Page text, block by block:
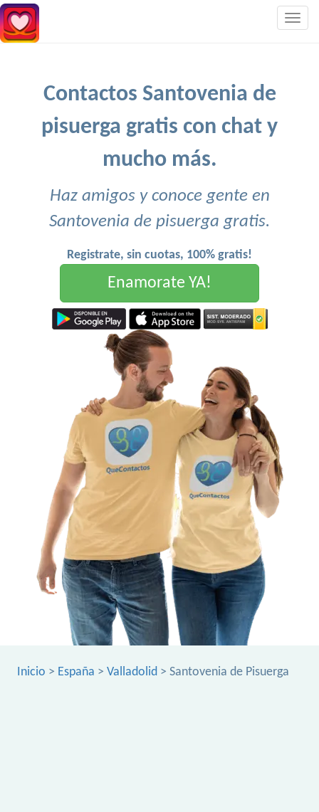
Contactos Santovenia de
pisuerga gratis con chat y
mucho más.
Haz amigos y conoce gente en
Santovenia de pisuerga gratis.
Registrate, sin cuotas, 100% gratis!
Enamorate YA!
Inicio > España > Valladolid > Santovenia de Pisuerga